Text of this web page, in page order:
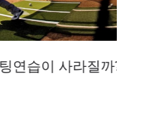
이 사라질까?